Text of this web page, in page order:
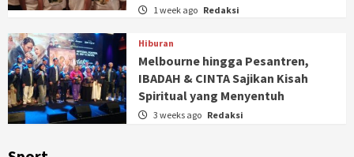
1 week ago Redaksi
Hiburan
Melbourne hingga Pesantren,
IBADAH & CINTA Sajikan Kisah
Spiritual yang Menyentuh
3 weeks ago Redaksi